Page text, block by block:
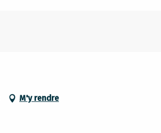
M'y rendre